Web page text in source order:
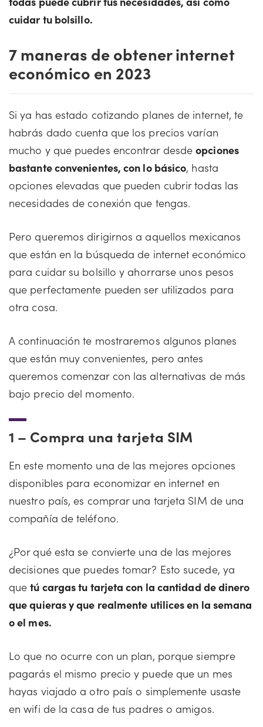
cuidar tu bolsillo.
7 maneras de obtener internet
económico en 2023
Si ya has estado cotizando planes de internet, te
habrás dado cuenta que los precios varían
mucho y que puedes encontrar desdeopciones
bastante convenientes, con lo básico, hasta
opciones elevadas que pueden cubrir todas las
necesidades de conexión que tengas.
Pero queremos dirigirnos a aquellos mexicanos
que están en la búsqueda de internet económico
para cuidar su bolsillo y ahorrarse unos pesos
que perfectamente pueden ser utilizados para
otra cosa.
A continuación te mostraremos algunos planes
que están muy convenientes, pero antes
queremos comenzar con las alternativas de más
bajo precio del momento.
1 – Compra una tarjeta SIM
En este momento una de las mejores opciones
disponibles para economizar en internet en
nuestro país, es comprar una tarjeta SIM de una
compañía de teléfono.
¿Por qué esta se convierte una de las mejores
decisiones que puedes tomar? Esto sucede, ya
quetú cargas tu tarjeta con la cantidad de dinero
que quieras y que realmente utilices en la semana
o el mes.
Lo que no ocurre con un plan, porque siempre
pagarás el mismo precio y puede que un mes
hayas viajado a otro país o simplemente usaste
en wifi de la casa de tus padres o amigos.